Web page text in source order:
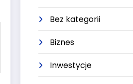
Bez kategorii
Biznes
Inwestycje